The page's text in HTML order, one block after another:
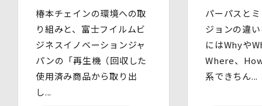
当社は、個人情報を適切に取り扱うため、以下の安全管理
措置を実施します。
・ 個人データの取扱いに関する責任者を定め、報告連絡
体制や取扱方法を管理しています。
・ 個人情報の取扱状況について定期的な点検及び監査を
実施しています。
(2)人的安全管理措置
椿本チェインの環境への取
り組みと、富士フイルムビ
ジネスイノベーションジャ
パンの「再生機（回収した
使用済み商品から取り出
し...
パーパスと
ジョンの違
にはWhyや
Where、
系できちん...